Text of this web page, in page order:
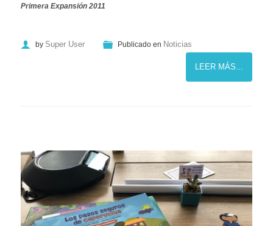
Primera Expansión 2011
by Super User Publicado en Noticias
LEER MÁS...